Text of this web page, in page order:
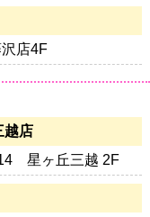
店4F
越店
星ヶ丘三越 2F